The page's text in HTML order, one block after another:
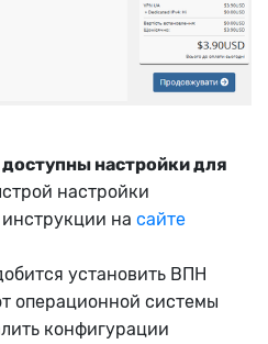
доступны настройки для
настройки
на сайте
установить ВПН
операционной системы
конфигурации